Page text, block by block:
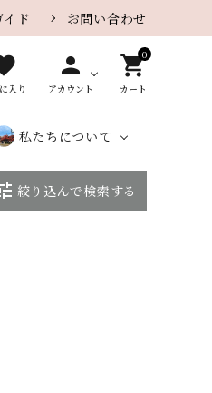
ド お問い合わせ
入り
person
アカウント
0
shopping_cart
カート
ザラメ味
大口・
私たちについて
カ
店
こ
絞り込んで検索する